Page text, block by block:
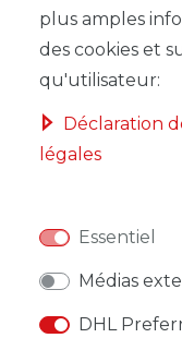
DESCRIPTION
plus amples
des cookies et
qu'utilisateur:
Déclaration
légales
Essentiel
Médias
DHL